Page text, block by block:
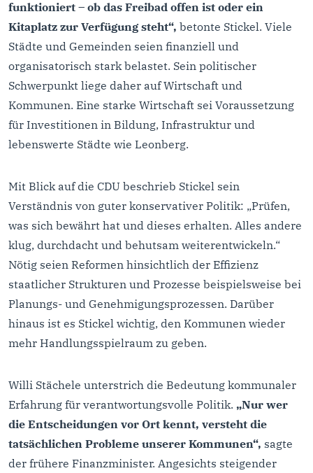
funktioniert – ob das Freibad offen ist oder ein
Kitaplatz zur Verfügung steht“, betonte Stickel. Viele
Städte und Gemeinden seien finanziell und
organisatorisch stark belastet. Sein politischer
Schwerpunkt liege daher auf Wirtschaft und
Kommunen. Eine starke Wirtschaft sei Voraussetzung
für Investitionen in Bildung, Infrastruktur und
lebenswerte Städte wie Leonberg.
Mit Blick auf die CDU beschrieb Stickel sein
Verständnis von guter konservativer Politik: „Prüfen,
was sich bewährt hat und dieses erhalten. Alles andere
klug, durchdacht und behutsam weiterentwickeln.“
Nötig seien Reformen hinsichtlich der Effizienz
staatlicher Strukturen und Prozesse beispielsweise bei
Planungs- und Genehmigungsprozessen. Darüber
hinaus ist es Stickel wichtig, den Kommunen wieder
mehr Handlungsspielraum zu geben.
Willi Stächele unterstrich die Bedeutung kommunaler
Erfahrung für verantwortungsvolle Politik. „Nur wer
die Entscheidungen vor Ort kennt, versteht die
tatsächlichen Probleme unserer Kommunen“, sagte
der frühere Finanzminister. Angesichts steigender